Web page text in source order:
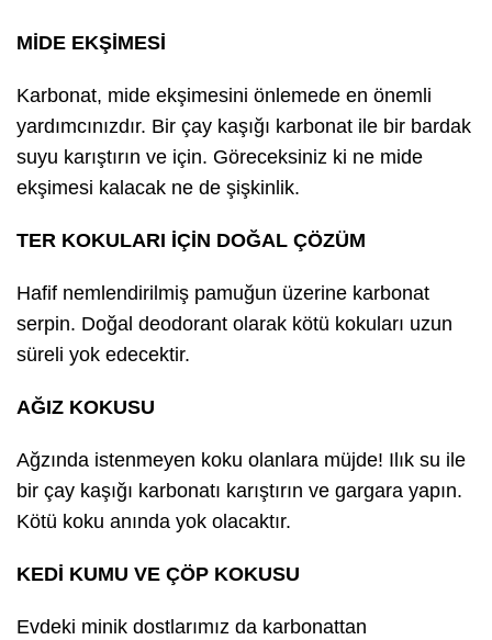
MİDE EKŞİMESİ
Karbonat, mide ekşimesini önlemede en önemli
yardımcınızdır. Bir çay kaşığı karbonat ile bir bardak
suyu karıştırın ve için. Göreceksiniz ki ne mide
ekşimesi kalacak ne de şişkinlik.
TER KOKULARI İÇİN DOĞAL ÇÖZÜM
Hafif nemlendirilmiş pamuğun üzerine karbonat
serpin. Doğal deodorant olarak kötü kokuları uzun
süreli yok edecektir.
AĞIZ KOKUSU
Ağzında istenmeyen koku olanlara müjde! Ilık su ile
bir çay kaşığı karbonatı karıştırın ve gargara yapın.
Kötü koku anında yok olacaktır.
KEDİ KUMU VE ÇÖP KOKUSU
Evdeki minik dostlarımız da karbonattan